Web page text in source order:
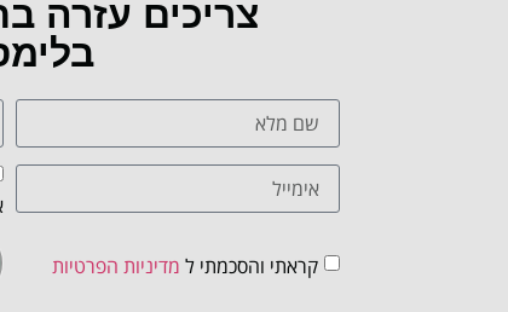
צריכים עזרה
קראתי והסכמתי ל מדיניות הפרטיות